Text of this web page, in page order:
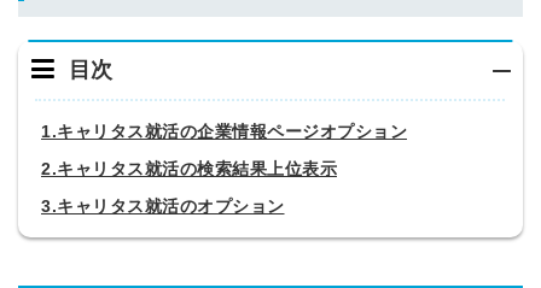
目次
1.キャリタス就活の企業情報ページオプション
2.キャリタス就活の検索結果上位表示
3.キャリタス就活のオプション